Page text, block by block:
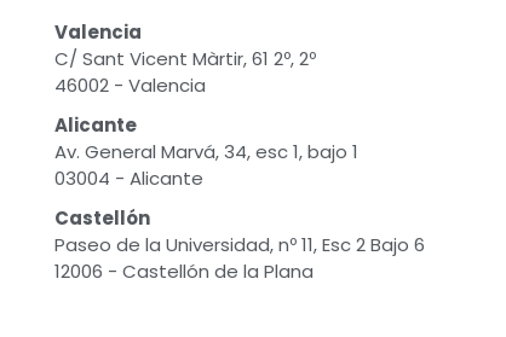
Valencia
C/ Sant Vicent Màrtir, 61 2º, 2º
46002 - Valencia
Alicante
Av. General Marvá, 34, esc 1, bajo 1
03004 - Alicante
Castellón
Paseo de la Universidad, nº 11, Esc 2 Bajo 6
12006 - Castellón de la Plana